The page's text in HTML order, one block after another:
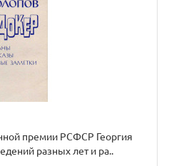
премии РСФСР Георгия
разных лет и ра..